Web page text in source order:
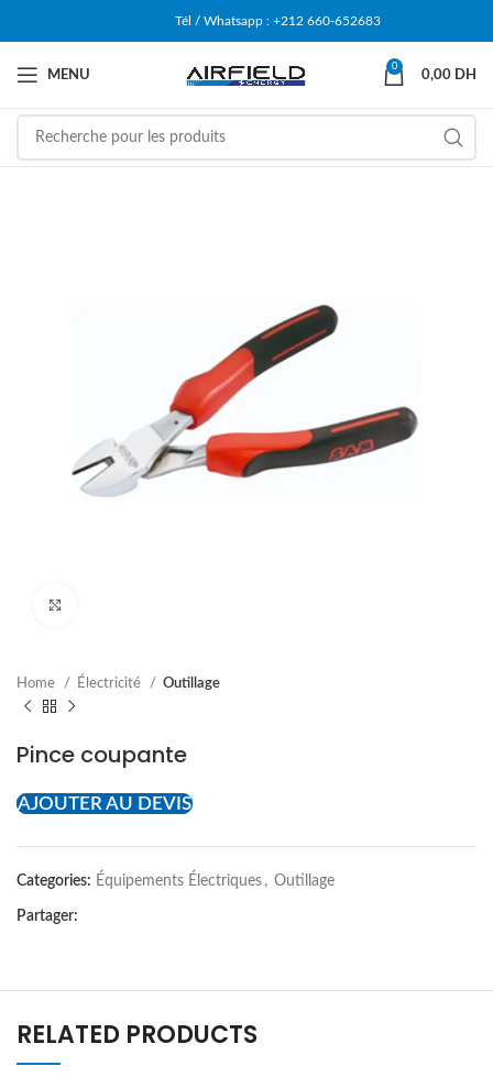
Tél / Whatsapp : +212 660-652683
MENU
0
0,00 DH
Home Électricité Outillage
Pince coupante
AJOUTER AU DEVIS
Categories: Équipements Électriques , Outillage
Partager:
RELATED PRODUCTS